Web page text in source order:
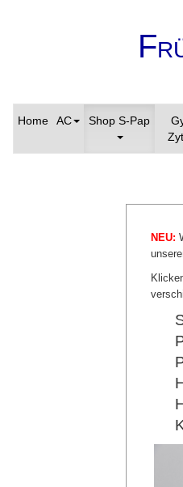
F
Home AC Shop S-Pap
NEU: